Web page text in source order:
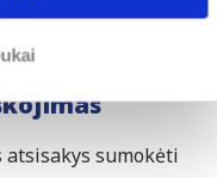
dažnai
sumokėti